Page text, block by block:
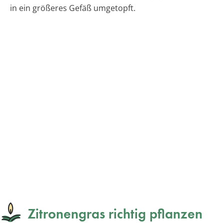
in ein größeres Gefäß umgetopft.
Zitronengras richtig pflanzen